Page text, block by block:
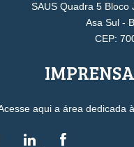
SAUS Quadra 5 Bloco
Asa Sul -
CEP:
IMPRENSA
aqui a área dedicada